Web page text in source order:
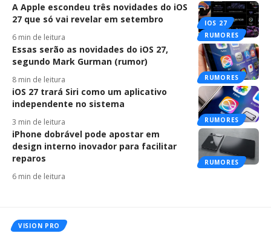
IOS 27
RUMORES
A Apple escondeu três novidades do iOS
27 que só vai revelar em setembro
6 min de leitura
RUMORES
Essas serão as novidades do iOS 27,
segundo Mark Gurman (rumor)
8 min de leitura
RUMORES
iOS 27 trará Siri como um aplicativo
independente no sistema
3 min de leitura
RUMORES
iPhone dobrável pode apostar em
design interno inovador para facilitar
reparos
6 min de leitura
VISION PRO